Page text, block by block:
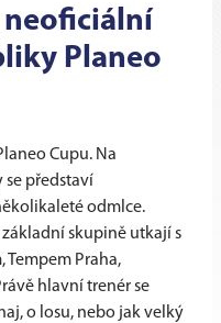
Planeo
Cupu. Na
představí
odmlce.
základní skupině utkají s
Tempem Praha,
hlavní trenér se
o losu, nebo jak velký